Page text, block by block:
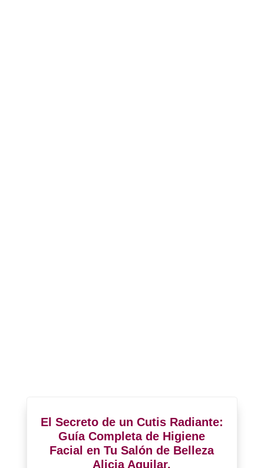
El Secreto de un Cutis Radiante:
Guía Completa de Higiene
Facial en Tu Salón de Belleza
Alicia Aguilar.